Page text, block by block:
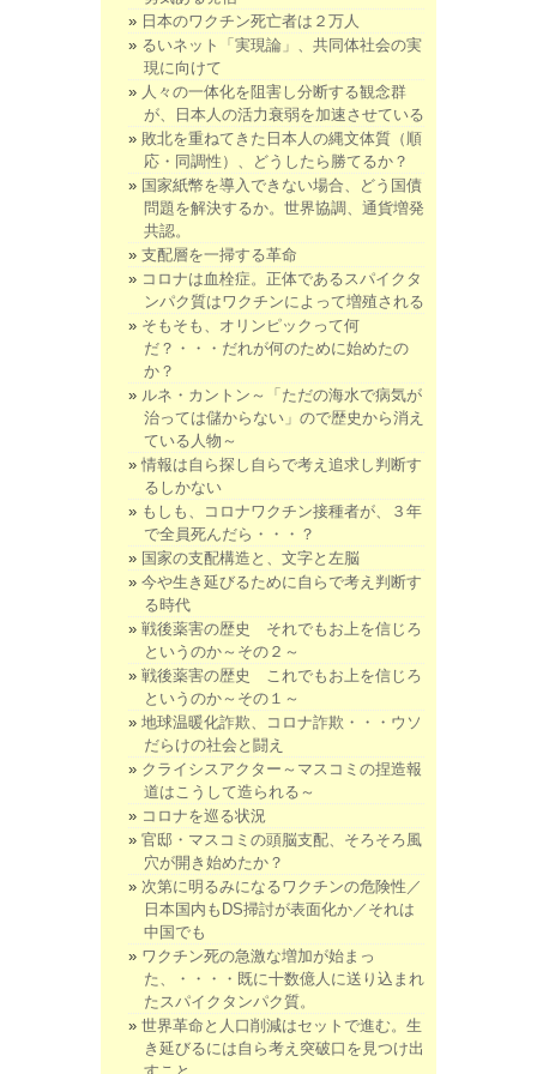
日本のワクチン死亡者は２万人
るいネット「実現論」、共同体社会の実
現に向けて
人々の一体化を阻害し分断する観念群
が、日本人の活力衰弱を加速させている
敗北を重ねてきた日本人の縄文体質（順
応・同調性）、どうしたら勝てるか？
国家紙幣を導入できない場合、どう国債
問題を解決するか。世界協調、通貨増発
共認。
支配層を一掃する革命
コロナは血栓症。正体であるスパイクタ
ンパク質はワクチンによって増殖される
そもそも、オリンピックって何
だ？・・・だれが何のために始めたの
か？
ルネ・カントン～「ただの海水で病気が
治っては儲からない」ので歴史から消え
ている人物～
情報は自ら探し自らで考え追求し判断す
るしかない
もしも、コロナワクチン接種者が、３年
で全員死んだら・・・？
国家の支配構造と、文字と左脳
今や生き延びるために自らで考え判断す
る時代
戦後薬害の歴史 それでもお上を信じろ
というのか～その２～
戦後薬害の歴史 これでもお上を信じろ
というのか～その１～
地球温暖化詐欺、コロナ詐欺・・・ウソ
だらけの社会と闘え
クライシスアクター～マスコミの捏造報
道はこうして造られる～
コロナを巡る状況
官邸・マスコミの頭脳支配、そろそろ風
穴が開き始めたか？
次第に明るみになるワクチンの危険性／
日本国内もDS掃討が表面化か／それは
中国でも
ワクチン死の急激な増加が始まっ
た、・・・・既に十数億人に送り込まれ
たスパイクタンパク質。
世界革命と人口削減はセットで進む。生
き延びるには自ら考え突破口を見つけ出